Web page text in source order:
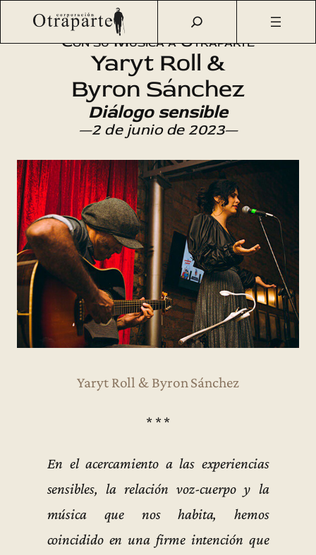
Saltar
Otraparte.org/ Agenda Cultural Música Diálogo sensible
Con su Música a Otraparte
Yaryt Roll &
Byron Sánchez
Diálogo sensible
—2 de junio de 2023—
Yaryt Roll & Byron Sánchez
* * *
En el acercamiento a las experiencias
sensibles, la relación voz-cuerpo y la
música que nos habita, hemos
coincidido en una firme intención que